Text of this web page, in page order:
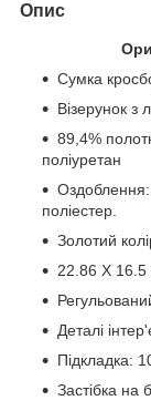
Опис
Сумка
Візерунок з
89,4%
поліуретан
поліестер.
Золотий
22.86 X 16.5
Деталі
Підкладка:
Застібка на